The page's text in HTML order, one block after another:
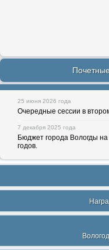
25 июня 2026 года
Очередные сессии в
7 декабря 2025 года
Бюджет города Вологды
годов.